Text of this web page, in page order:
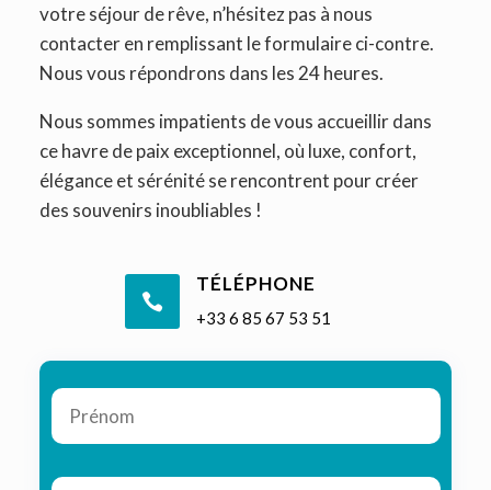
votre séjour de rêve, n’hésitez pas à nous
contacter en remplissant le formulaire ci-contre.
Nous vous répondrons dans les 24 heures.
Nous sommes impatients de vous accueillir dans
ce havre de paix exceptionnel, où luxe, confort,
élégance et sérénité se rencontrent pour créer
des souvenirs inoubliables !

TÉLÉPHONE
+33 6 85 67 53 51